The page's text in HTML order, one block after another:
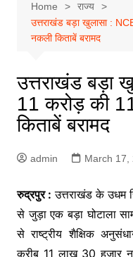
Home
राज्य
उत्तराखंड बड़ा खुलासा :
नकली किताबें बरामद
उत्तराखंड बड़ा
11 करोड़ की
किताबें बरामद
admin March 17,
रुद्रपुर : उत्तराखंड के उधम
से जुड़ा एक बड़ा घोटाला
से राष्ट्रीय शैक्षिक
करीब 11 लाख 30 हजार